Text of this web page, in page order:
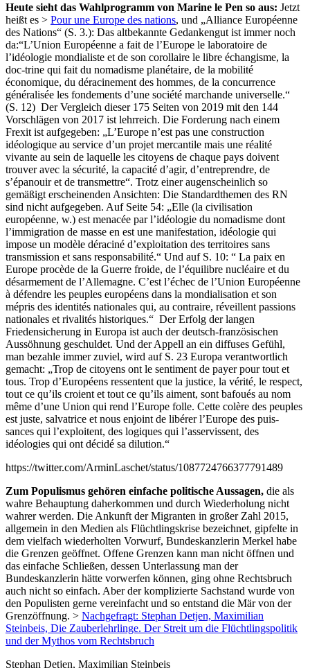
Heute sieht das Wahlprogramm von Marine le Pen so aus: Jetzt
heißt es > Pour une Europe des nations, und „Alliance Européenne
des Nations“ (S. 3.): Das altbekannte Gedankengut ist immer noch
da:“L’Union Européenne a fait de l’Europe le laboratoire de
l’idéologie mondialiste et de son corollaire le libre échangisme, la
doc-trine qui fait du nomadisme planétaire, de la mobilité
économique, du déracinement des hommes, de la concurrence
généralisée les fondements d’une société marchande universelle.“
(S. 12) Der Vergleich dieser 175 Seiten von 2019 mit den 144
Vorschlägen von 2017 ist lehrreich. Die Forderung nach einem
Frexit ist aufgegeben: „L’Europe n’est pas une construction
idéologique au service d’un projet mercantile mais une réalité
vivante au sein de laquelle les citoyens de chaque pays doivent
trouver avec la sécurité, la capacité d’agir, d’entreprendre, de
s’épanouir et de transmettre“. Trotz einer augenscheinlich so
gemäßigt erscheinenden Ansichten: Die Standardthemen des RN
sind nicht aufgegeben. Auf Seite 54: „Elle (la civilisation
européenne, w.) est menacée par l’idéologie du nomadisme dont
l’immigration de masse en est une manifestation, idéologie qui
impose un modèle déraciné d’exploitation des territoires sans
transmission et sans responsabilité.“ Und auf S. 10: “ La paix en
Europe procède de la Guerre froide, de l’équilibre nucléaire et du
désarmement de l’Allemagne. C’est l’échec de l’Union Européenne
à défendre les peuples européens dans la mondialisation et son
mépris des identités nationales qui, au contraire, réveillent passions
nationales et rivalités historiques.“ Der Erfolg der langen
Friedensicherung in Europa ist auch der deutsch-französischen
Aussöhnung geschuldet. Und der Appell an ein diffuses Gefühl,
man bezahle immer zuviel, wird auf S. 23 Europa verantwortlich
gemacht: „Trop de citoyens ont le sentiment de payer pour tout et
tous. Trop d’Européens ressentent que la justice, la vérité, le respect,
tout ce qu’ils croient et tout ce qu’ils aiment, sont bafoués au nom
même d’une Union qui rend l’Europe folle. Cette colère des peuples
est juste, salvatrice et nous enjoint de libérer l’Europe des puis-
sances qui l’exploitent, des logiques qui l’asservissent, des
idéologies qui ont décidé sa dilution.“
https://twitter.com/ArminLaschet/status/1087724766377791489
Zum Populismus gehören einfache politische Aussagen, die als
wahre Behauptung daherkommen und durch Wiederholung nicht
wahrer werden. Die Ankunft der Migranten in großer Zahl 2015,
allgemein in den Medien als Flüchtlingskrise bezeichnet, gipfelte in
dem vielfach wiederholten Vorwurf, Bundeskanzlerin Merkel habe
die Grenzen geöffnet. Offene Grenzen kann man nicht öffnen und
das einfache Schließen, dessen Unterlassung man der
Bundeskanzlerin hätte vorwerfen können, ging ohne Rechtsbruch
auch nicht so einfach. Aber der komplizierte Sachstand wurde von
den Populisten gerne vereinfacht und so entstand die Mär von der
Grenzöffnung. > Nachgefragt: Stephan Detjen, Maximilian
Steinbeis, Die Zauberlehrlinge. Der Streit um die Flüchtlingspolitik
und der Mythos vom Rechtsbruch
Stephan Detjen, Maximilian Steinbeis